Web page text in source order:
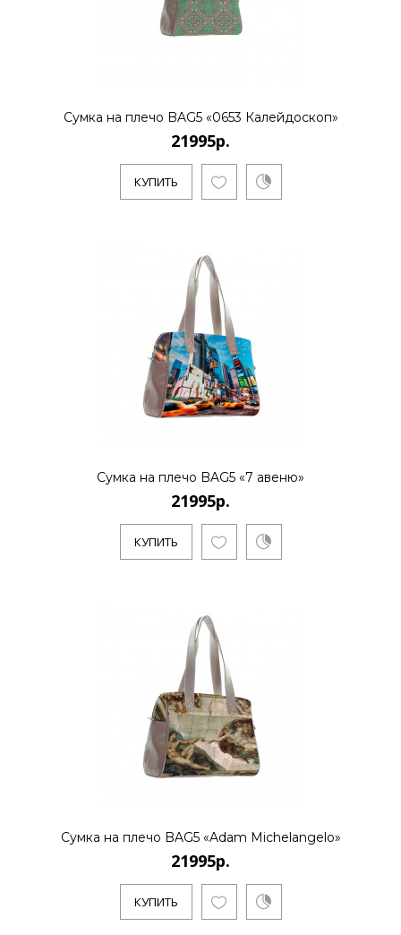
КУПИТЬ
..
21995р.
21995р.
КУПИТЬ
21995р.
..
КУПИТЬ
21995р.
Сумка на плечо BAG5 «0653 Калейдоскоп»
21995р.
КУПИТЬ
Сумка на плечо BAG5 «7 авеню»
21995р.
КУПИТЬ
Сумка на плечо BAG5 «Adam Michelangelo»
21995р.
КУПИТЬ